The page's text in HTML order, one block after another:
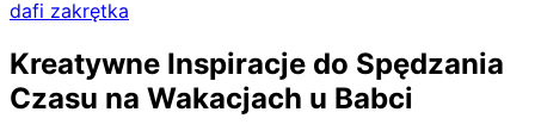
dafi zakrętka
Kreatywne Inspiracje do Spędzania
Czasu na Wakacjach u Babci